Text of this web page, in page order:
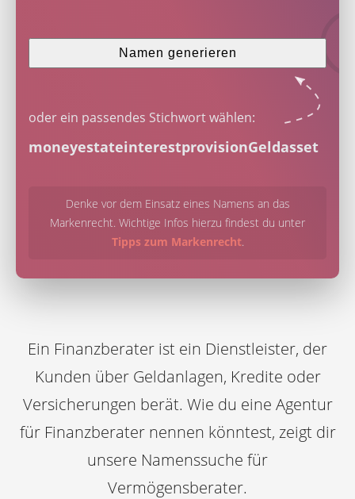
Namen generieren
oder ein passendes Stichwort wählen:
moneyestateinterestprovisionGeldasset
Denke vor dem Einsatz eines Namens an das
Markenrecht. Wichtige Infos hierzu findest du unter
Tipps zum Markenrecht.
Ein Finanzberater ist ein Dienstleister, der
Kunden über Geldanlagen, Kredite oder
Versicherungen berät. Wie du eine Agentur
für Finanzberater nennen könntest, zeigt dir
unsere Namenssuche für
Vermögensberater.